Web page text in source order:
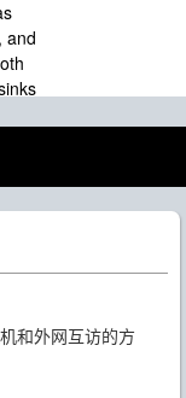
and
和外网互访的方